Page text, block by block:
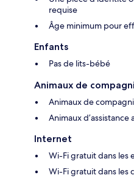
requise
Âge minimum pour
Enfants
Pas de lits-bébé
Animaux de
Animaux de
Animaux d’assistance
Internet
Wi-Fi gratuit dans les
Wi-Fi gratuit dans les